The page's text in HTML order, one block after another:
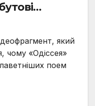
розуму,
й
й
який
чому «Одіссея»
поем